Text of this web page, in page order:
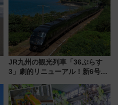
JR九州の観光列車「36ぷらす
3」劇的リニューアル！新6号車
別 “プレミアムランチ”導入･ル
ートや価格など解説